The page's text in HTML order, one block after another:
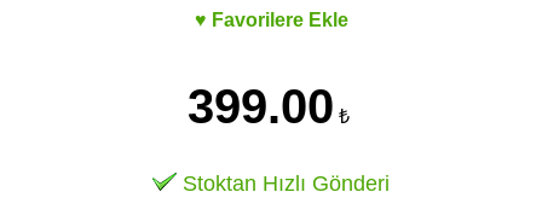
♥ Favorilere Ekle
399.00 ₺
Stoktan Hızlı Gönderi